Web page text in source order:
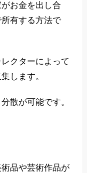
お金を出し合
有する方法で
クターによって
します。
散が可能です。
品や芸術作品が